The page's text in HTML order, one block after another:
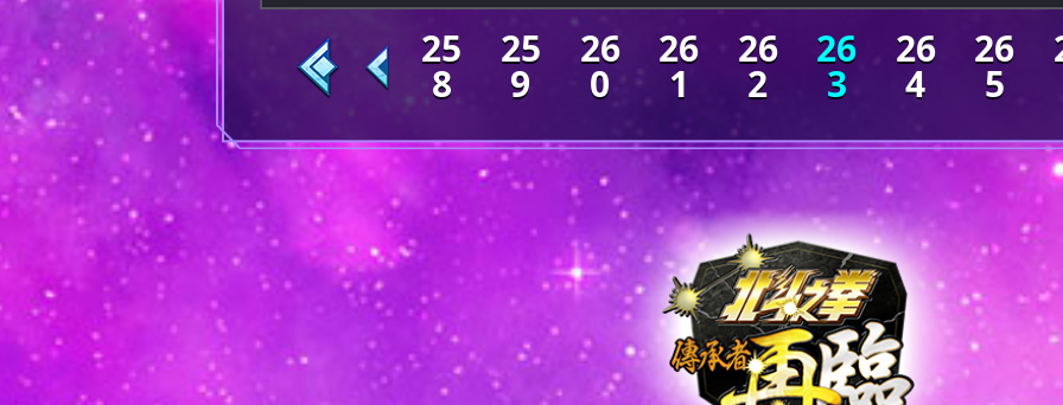
25
8
25
9
26
0
26
1
26
2
26
3
26
4
26
5